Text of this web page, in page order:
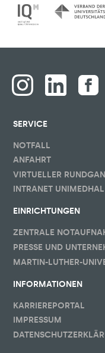
SERVICE
NOTFALL
ANFAHRT
VIRTUELLER
INTRANET UNIMEDHAL
EINRICHTUNGEN
ZENTRALE
PRESSE UND
MARTIN-LUTHER-
INFORMATIONEN
KARRIEREPORTAL
IMPRESSUM